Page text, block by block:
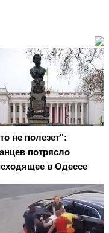
не полезет":
потрясло
в Одессе